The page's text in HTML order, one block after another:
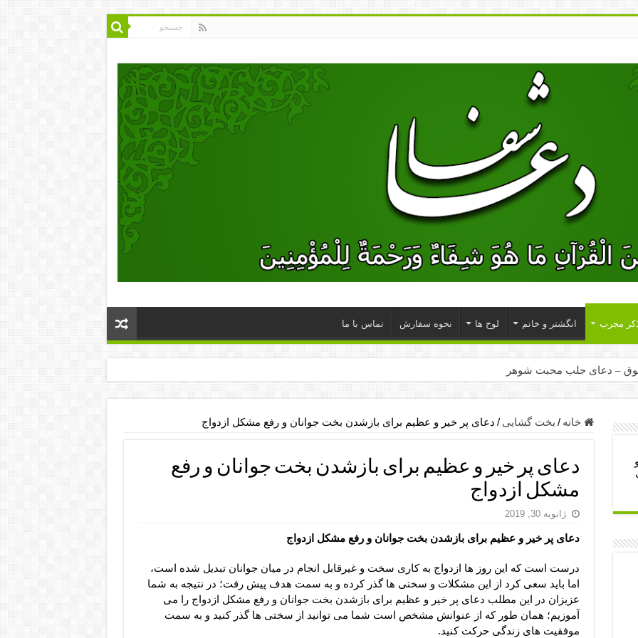
مجرب انگشتر و خاتم لوح ها نحوه سفارش تماس با ما
– دعای جلب محبت شوهر
– دعای یا من اظهر الجمیل برای حاجت
آن ها – ذکر مخصوص مستجاب الدعوه شدن
– دعای ترس و بی خوابی کودکان
دعای رفع مشکلات و طلب حاجت
– آیه‌ جلب ثروت و برکت مال
چشم زخم – دعای چشم زخم ماشاالله
برای آرامش قلب و رفع اضطراب
روز – دعای ثروت حضرت سلیمان
خانه / بخت گشایی / دعای پر خیر و عظیم برای بازشدن بخت جوانان و رفع مشکل ازدواج
دعای پر خیر و عظیم برای بازشدن بخت جوانان و رفع
مشکل ازدواج
ژانویه 30, 2019
دعای پر خیر و عظیم برای بازشدن بخت جوانان و رفع مشکل ازدواج
درست است که این روز ها ازدواج به کاری سخت و غیرقابل انجام در میان جوانان تبدیل شده است،
اما باید سعی کرد از این مشکلات و سختی ها گذر کرده و به سمت هدف پیش رفت؛ در نتیجه به شما
عزیزان در این مطلب دعای پر خیر و عظیم برای بازشدن بخت جوانان و رفع مشکل ازدواج را می
آموزیم؛ همان طور که از عنوانش مشخص است شما می توانید از سختی ها گذر کنید و به سمت
موفقیت های زندگی حرکت کنید.